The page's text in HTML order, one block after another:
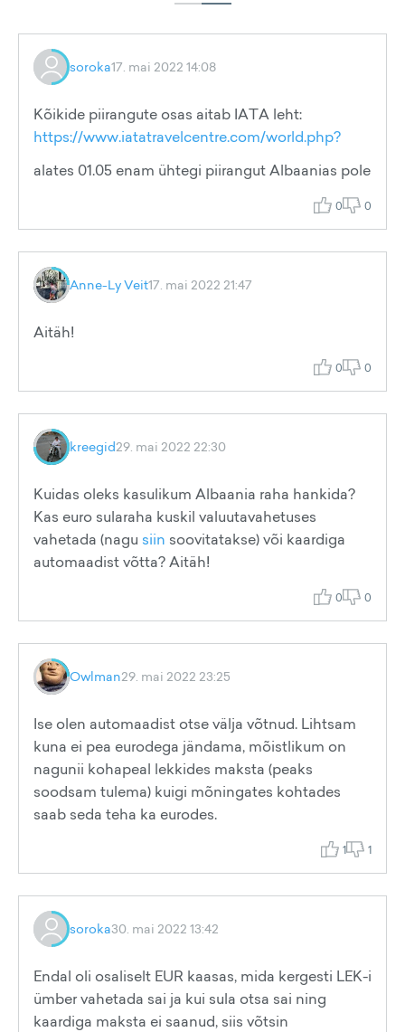
soroka17. mai 2022 14:08
Kõikide piirangute osas aitab IATA leht:
https://www.iatatravelcentre.com/world.php?
alates 01.05 enam ühtegi piirangut Albaanias pole
0 0
Anne-Ly Veit17. mai 2022 21:47
Aitäh!
0 0
kreegid29. mai 2022 22:30
Kuidas oleks kasulikum Albaania raha hankida?
Kas euro sularaha kuskil valuutavahetuses
vahetada (nagu siin soovitatakse) või kaardiga
automaadist võtta? Aitäh!
0 0
Owlman29. mai 2022 23:25
Ise olen automaadist otse välja võtnud. Lihtsam
kuna ei pea eurodega jändama, mõistlikum on
nagunii kohapeal lekkides maksta (peaks
soodsam tulema) kuigi mõningates kohtades
saab seda teha ka eurodes.
1 1
soroka30. mai 2022 13:42
Endal oli osaliselt EUR kaasas, mida kergesti LEK-i
ümber vahetada sai ja kui sula otsa sai ning
kaardiga maksta ei saanud, siis võtsin